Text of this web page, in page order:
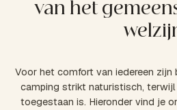
van het
Voor het comfort van iedereen zijn
camping strikt naturistisch, terwijl
toegestaan is. Hieronder vind je